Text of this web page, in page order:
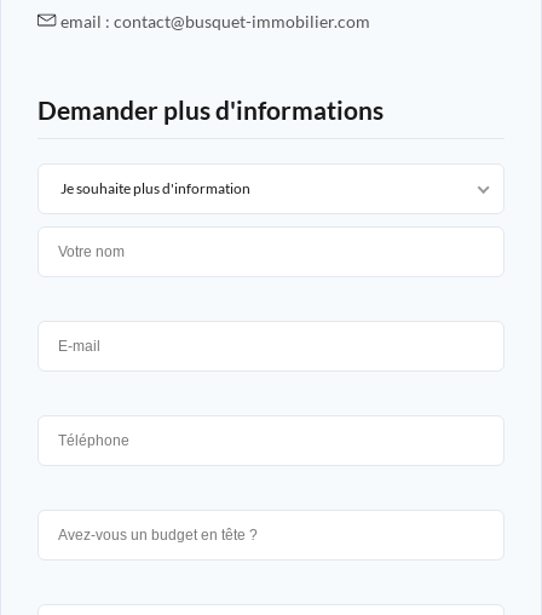
email : contact@busquet-immobilier.com
Demander plus d'informations
Je souhaite plus d'information